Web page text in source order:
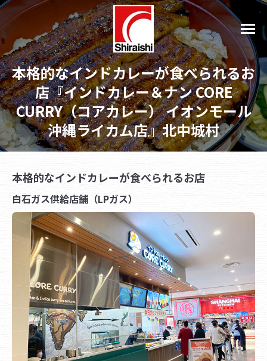
本格的なインドカレーが食べられるお
店『インドカレー＆ナン CORE
CURRY（コアカレー） イオンモール
沖縄ライカム店』北中城村
本格的なインドカレーが食べられるお店
白石ガス供給店舗（LPガス）